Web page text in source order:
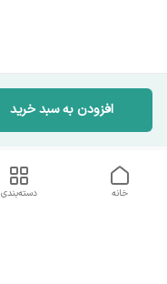
افزودن به سبد خرید
دسته‌بندی خانه